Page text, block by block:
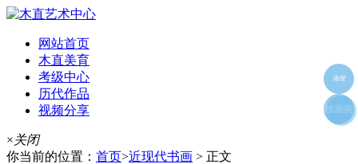
网站首页
木直美育
考级中心
历代作品
视频分享
×关闭
你当前的位置： 首页>近现代书画 > 正文
海报
好友
朋友圈
收藏夹